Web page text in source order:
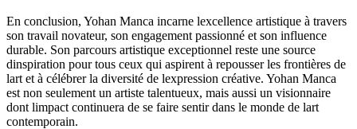
En conclusion, Yohan Manca incarne lexcellence artistique à travers
son travail novateur, son engagement passionné et son influence
durable. Son parcours artistique exceptionnel reste une source
dinspiration pour tous ceux qui aspirent à repousser les frontières de
lart et à célébrer la diversité de lexpression créative. Yohan Manca
est non seulement un artiste talentueux, mais aussi un visionnaire
dont limpact continuera de se faire sentir dans le monde de lart
contemporain.